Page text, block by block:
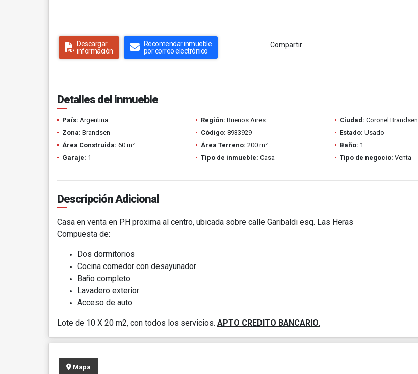
Descargar
información
Recomendar inmueble
por correo electrónico
Compartir
Detalles del inmueble
País: Argentina Región: Buenos Aires Ciudad: Coronel Brandsen
Zona: Brandsen Código: 8933929 Estado: Usado
Área Construida: 60 m² Área Terreno: 200 m² Baño: 1
Garaje: 1 Tipo de inmueble: Casa Tipo de negocio: Venta
Descripción Adicional
Casa en venta en PH proxima al centro, ubicada sobre calle Garibaldi esq. Las Heras
Compuesta de:
Dos dormitorios
Cocina comedor con desayunador
Baño completo
Lavadero exterior
Acceso de auto
Lote de 10 X 20 m2, con todos los servicios. APTO CREDITO BANCARIO.
Mapa